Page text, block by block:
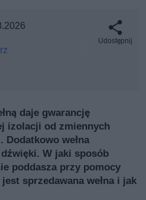
Udostępnij
daje gwarancję
izolacji od zmiennych
wełna
W jaki sposób
poddasza przy pomocy
sprzedawana wełna i jak